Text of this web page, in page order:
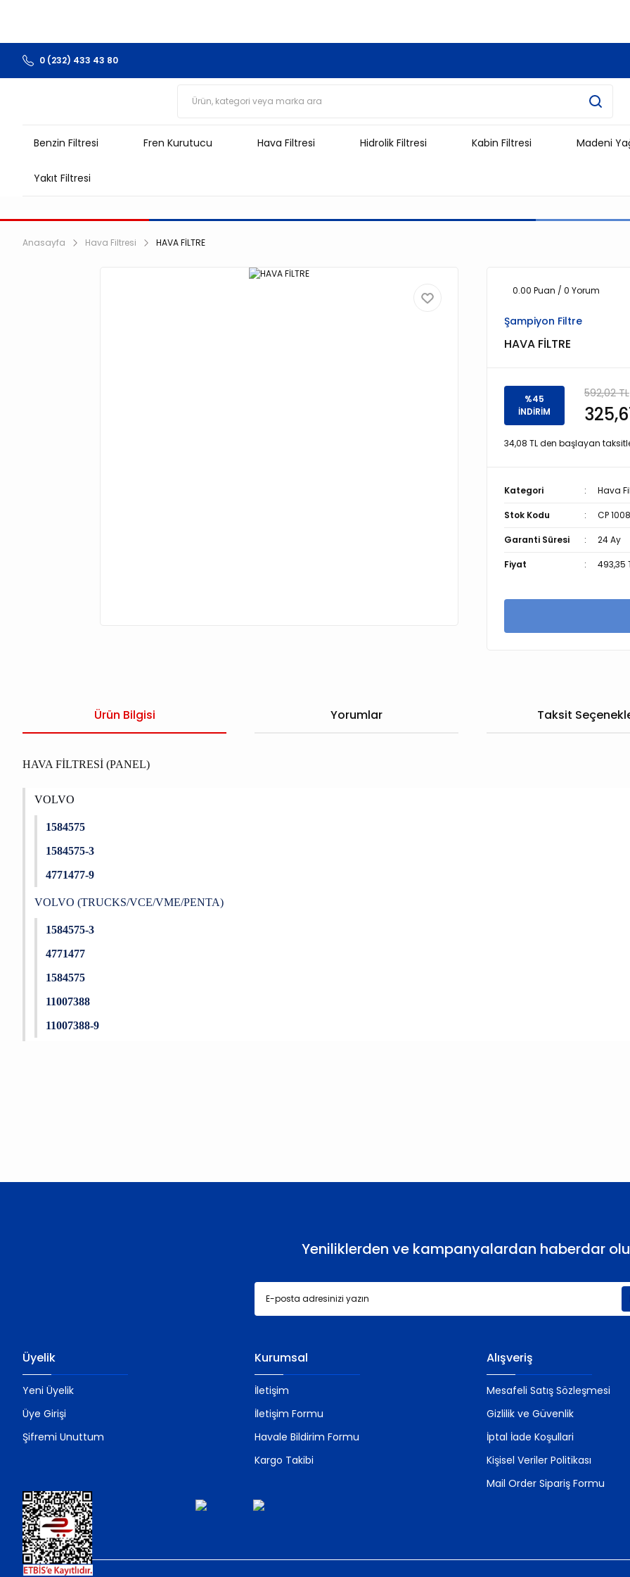
0 (232) 433 43 80
Benzin Filtresi Fren Kurutucu Hava Filtresi Hidrolik Filtresi Kabin Filtresi Madeni
Yakıt Filtresi
Anasayfa Hava Filtresi HAVA FİLTRE
0.00 Puan / 0 Yorum
Şampiyon Filtre
HAVA FİLTRE
%45
İNDİRİM
592,02 TL
34,08 TL den başlayan
Kategori Hava
Stok Kodu CP 1008
Garanti Süresi 24 Ay
Fiyat 493,35
Ürün Bilgisi Yorumlar Taksit
HAVA FİLTRESİ (PANEL)
VOLVO
1584575
1584575-3
4771477-9
VOLVO (TRUCKS/VCE/VME/PENTA)
1584575-3
4771477
1584575
11007388
11007388-9
Ürün bilgilerinde hatalar bulunuyor.
Gönder
Yeniliklerden ve kampanyalardan haberdar
Üyelik
Yeni Üyelik
Üye Girişi
Şifremi Unuttum
Kurumsal
İletişim
İletişim Formu
Havale Bildirim Formu
Kargo Takibi
Alışveriş
Mesafeli Satış Sözleşmesi
Gizlilik ve Güvenlik
İptal İade Koşullari
Kişisel Veriler Politikası
Mail Order Sipariş Formu